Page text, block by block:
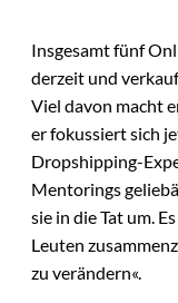
Insgesamt fünf
derzeit und
Viel davon macht
er fokussiert sich
Dropshipping-
Mentorings
sie in die Tat um.
Leuten
zu verändern«.